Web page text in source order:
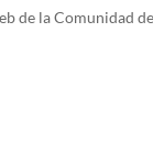
de la Comunidad de